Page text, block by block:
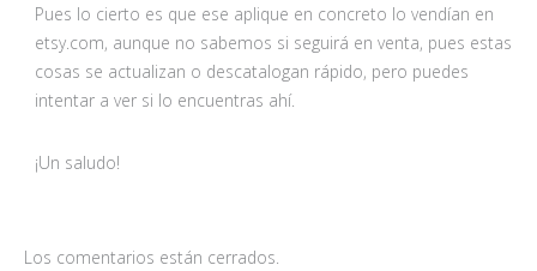
Pues lo cierto es que ese aplique en concreto lo vendían en
etsy.com, aunque no sabemos si seguirá en venta, pues estas
cosas se actualizan o descatalogan rápido, pero puedes
intentar a ver si lo encuentras ahí.
¡Un saludo!
Los comentarios están cerrados.